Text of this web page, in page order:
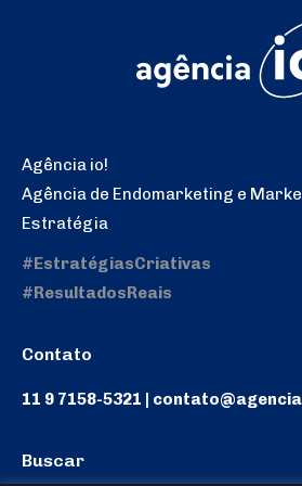
Agência io!
Agência de Endomarketing e
Estratégia
#EstratégiasCriativas
#ResultadosReais
Contato
11 9 7158-5321 |
Buscar